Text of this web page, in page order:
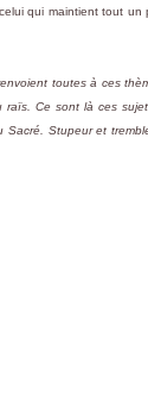
qui maintient tout
toutes à ces
Ce sont là ces
Stupeur et